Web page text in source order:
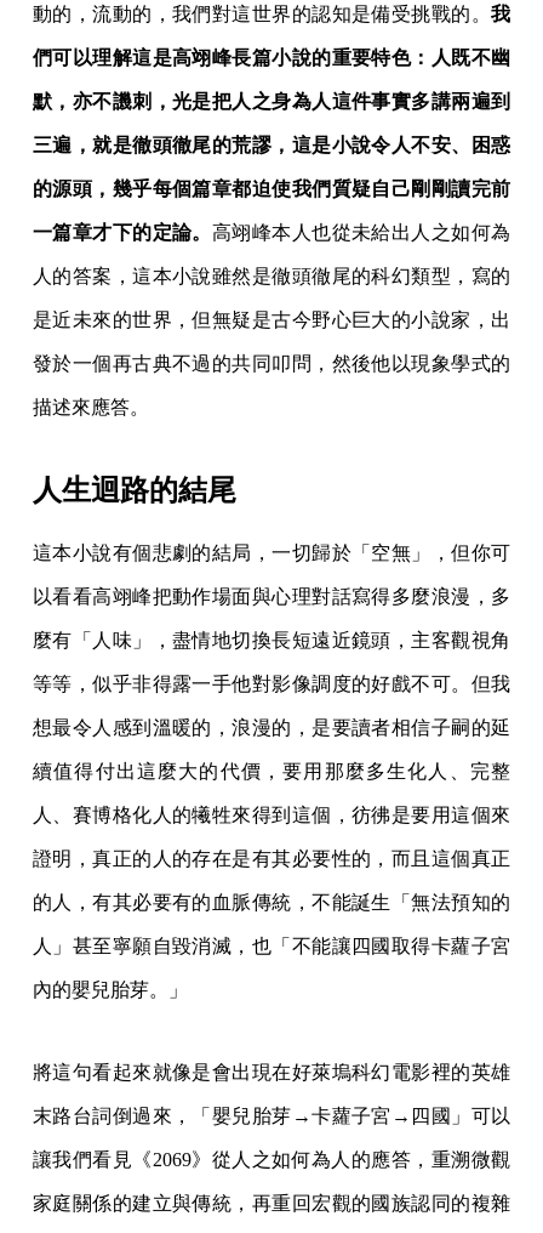
動的，流動的，我們對這世界的認知是備受挑戰的。 我
們可以理解這是高翊峰長篇小說的重要特色：人既不幽
默，亦不譏刺，光是把人之身為人這件事實多講兩遍到
三遍，就是徹頭徹尾的荒謬，這是小說令人不安、困惑
的源頭，幾乎每個篇章都迫使我們質疑自己剛剛讀完前
一篇章才下的定論。 高翊峰本人也從未給出人之如何為
人的答案，這本小說雖然是徹頭徹尾的科幻類型，寫的
是近未來的世界，但無疑是古今野心巨大的小說家，出
發於一個再古典不過的共同叩問，然後他以現象學式的
描述來應答。
人生迴路的結尾
這本小說有個悲劇的結局，一切歸於「空無」，但你可
以看看高翊峰把動作場面與心理對話寫得多麼浪漫，多
麼有「人味」，盡情地切換長短遠近鏡頭，主客觀視角
等等，似乎非得露一手他對影像調度的好戲不可。但我
想最令人感到溫暖的，浪漫的，是要讀者相信子嗣的延
續值得付出這麼大的代價，要用那麼多生化人、完整
人、賽博格化人的犧牲來得到這個，彷彿是要用這個來
證明，真正的人的存在是有其必要性的，而且這個真正
的人，有其必要有的血脈傳統，不能誕生「無法預知的
人」甚至寧願自毀消滅，也「不能讓四國取得卡蘿子宮
內的嬰兒胎芽。」
將這句看起來就像是會出現在好萊塢科幻電影裡的英雄
末路台詞倒過來，「嬰兒胎芽→卡蘿子宮→四國」可以
讓我們看見《2069》從人之如何為人的應答，重溯微觀
家庭關係的建立與傳統，再重回宏觀的國族認同的複雜